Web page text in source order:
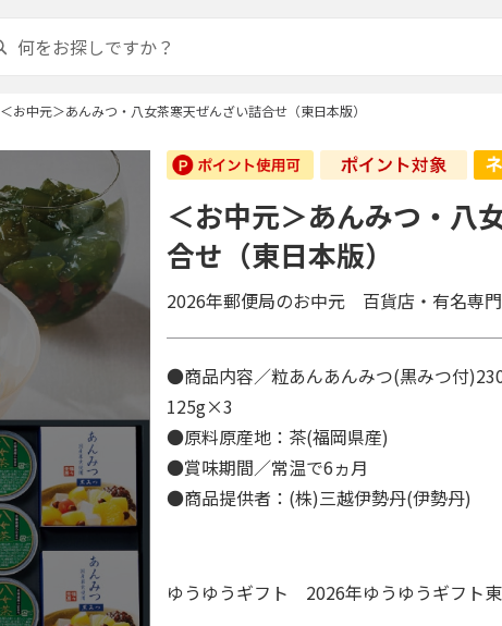
＜お中元＞あんみつ・八女茶寒天ぜんざい詰合せ（東日本版）
＜お中元＞あんみつ・八
合せ（東日本版）
2026年郵便局のお中元 百貨店・有名専
●商品内容／粒あんあんみつ(黒みつ付
125g×3
●原料原産地：茶(福岡県産)
●賞味期間／常温で6ヵ月
●商品提供者：(株)三越伊勢丹(伊勢丹)
ゆうゆうギフト 2026年ゆうゆうギフト